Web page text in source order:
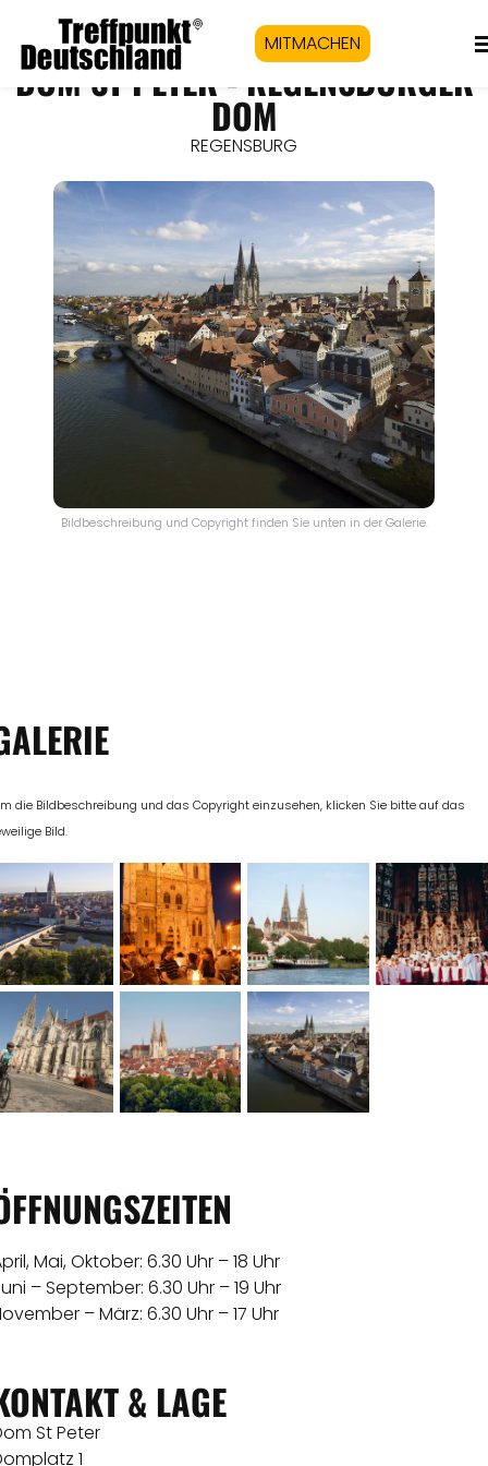
MITMACHEN
DOM ST PETER - REGENSBURGER
DOM
REGENSBURG
Bildbeschreibung und Copyright finden Sie unten in der Galerie.
die Bildbeschreibung und das Copyright einzusehen, klicken Sie bitte auf das
Bild.
Mai, Oktober: 6.30 Uhr – 18 Uhr
– September: 6.30 Uhr – 19 Uhr
– März: 6.30 Uhr – 17 Uhr
& LAGE
St Peter
1